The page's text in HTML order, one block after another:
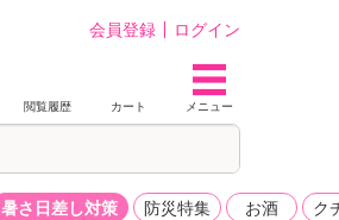
会員登録 ログイン
閲覧履歴 カート メニュー
暑さ日差し対策 防災特集 お酒 ク